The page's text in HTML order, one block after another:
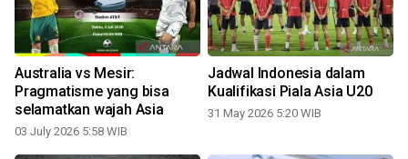
Australia vs Mesir:
Pragmatisme yang bisa
selamatkan wajah Asia
03 July 2026 5:58 WIB
Jadwal Indonesia dalam
Kualifikasi Piala Asia U20
31 May 2026 5:20 WIB